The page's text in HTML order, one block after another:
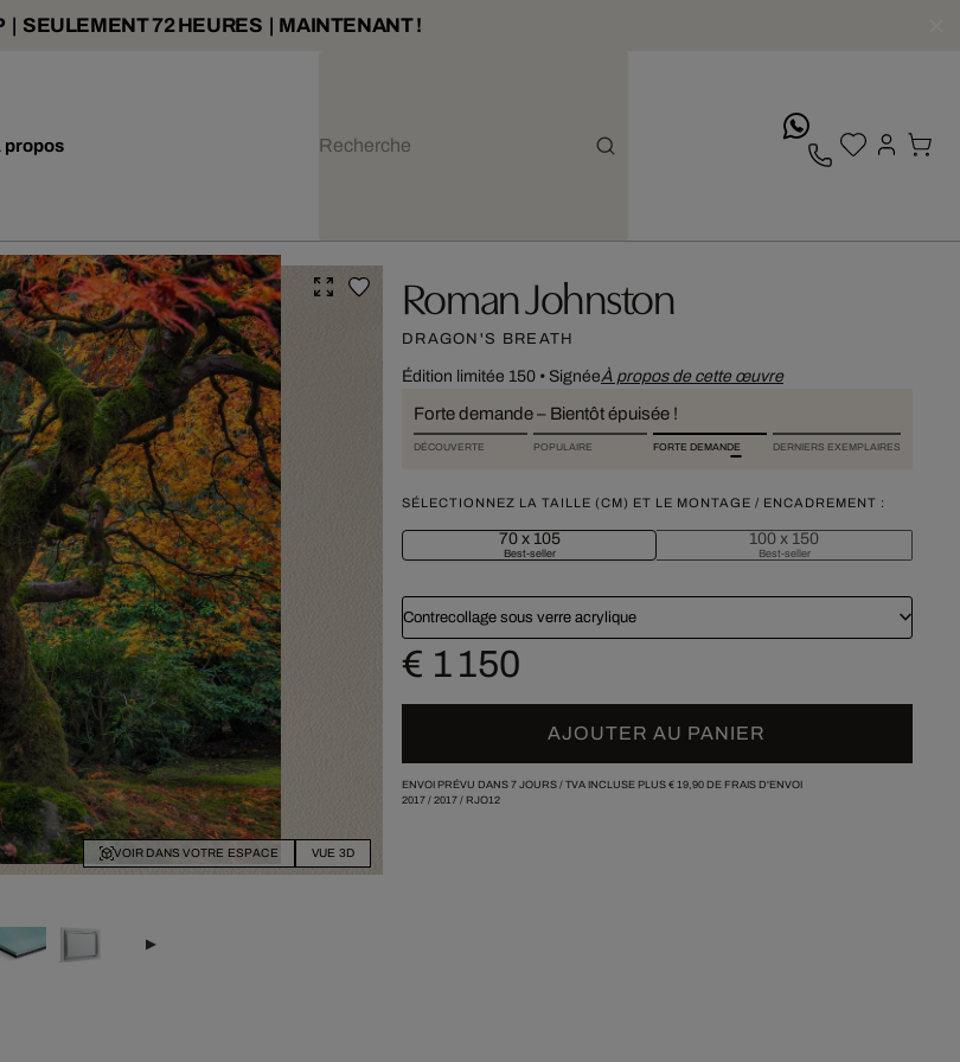
| SEULEMENT 72 HEURES | MAINTENANT !
propos
VOIR DANS VOTRE ESPACE VUE 3D
Roman Johnston
DRAGON'S BREATH
Édition limitée 150• SignéeÀ propos de cette œuvre
Forte demande – Bientôt épuisée !
DÉCOUVERTE POPULAIRE FORTE DEMANDE DERNIERS EXEMPLAIRES
SÉLECTIONNEZ LA TAILLE (CM) ET LE MONTAGE / ENCADREMENT :
70 x 105
Best-seller
100 x 150
Best-seller
Contrecollage sous verre acrylique
€ 1 150
AJOUTER AU PANIER
ENVOI PRÉVU DANS 7 JOURS / TVA INCLUSE PLUS € 19,90DE FRAIS D'ENVOI
2017/ 2017/ RJO12